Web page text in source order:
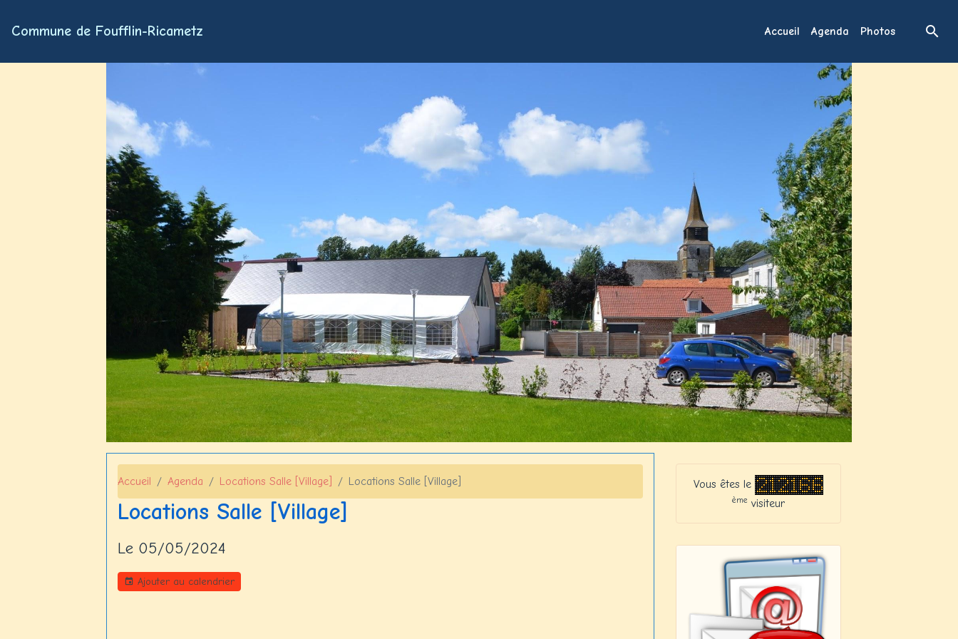
Commune de Foufflin-Ricametz Accueil Agenda Photos
Accueil Agenda Locations Salle [Village] Locations Salle [Village]
Locations Salle [Village]
Le 05/05/2024
Ajouter au calendrier
Vous êtes le
ème visiteur